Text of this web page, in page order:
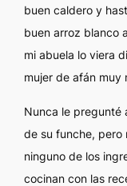
buen caldero y
buen arroz blanco
mi abuela lo viera
mujer de afán muy
Nunca le pregunté
de su funche, pero
ninguno de los
cocinan con las